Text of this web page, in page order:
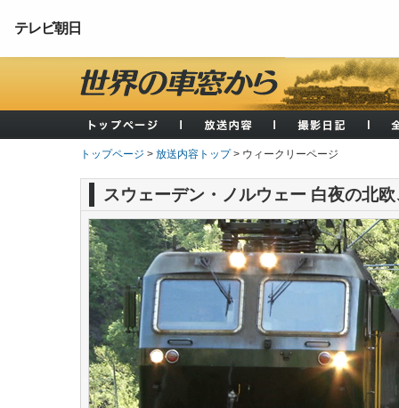
テレビ朝日
トップページ > 放送内容トップ> ウィークリーページ
スウェーデン・ノルウェー 白夜の北